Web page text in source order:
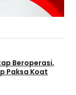
Beroperasi,
Paksa Koat